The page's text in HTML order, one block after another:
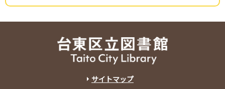
サイトマップ